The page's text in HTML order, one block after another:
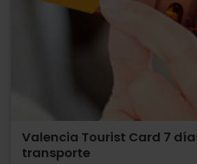
Valencia Tourist Card 7
transporte